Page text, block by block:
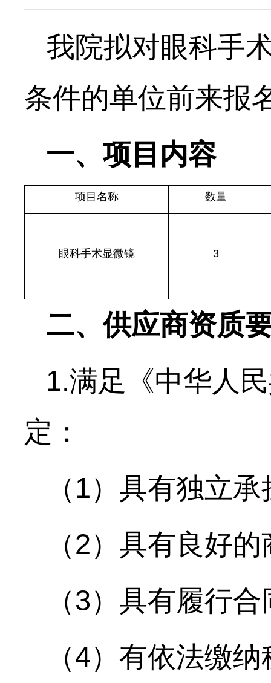
我院拟对眼科手
条件的单位前来报
一、项目内容
项目名称 数量
眼科手术显微镜 3
二、供应商资质
1.满足《中华人
定：
（1）具有独立
（2）具有良好
（3）具有履行
（4）有依法缴